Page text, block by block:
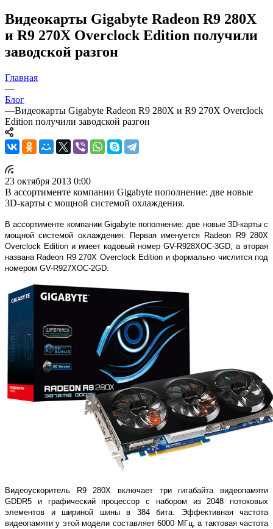
Видеокарты Gigabyte Radeon R9 280X
и R9 270X Overclock Edition получили
заводской разгон
Главная
—
Блог
—Видеокарты Gigabyte Radeon R9 280X и R9 270X Overclock
Edition получили заводской разгон
23 октября 2013 0:00
В ассортименте компании Gigabyte пополнение: две новые
3D-карты с мощной системой охлаждения.
В ассортименте компании Gigabyte пополнение: две новые 3D-карты с
мощной системой охлаждения. Первая именуется Radeon R9 280X
Overclock Edition и имеет кодовый номер GV-R928XOC-3GD, а вторая
названа Radeon R9 270X Overclock Edition и формально числится под
номером GV-R927XOC-2GD.
Видеоускоритель R9 280X включает три гигабайта видеопамяти
GDDR5 и графический процессор с набором из 2048 потоковых
элементов и шириной шины в 384 бита. Эффективная частота
видеопамяти у этой модели составляет 6000 МГц, а тактовая частота